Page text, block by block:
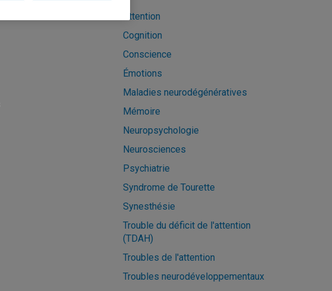
Attention
Cognition
Conscience
Émotions
Maladies neurodégénératives
Mémoire
Neuropsychologie
Neurosciences
Psychiatrie
Syndrome de Tourette
Synesthésie
Trouble du déficit de l'attention
(TDAH)
Troubles de l'attention
Troubles neurodéveloppementaux